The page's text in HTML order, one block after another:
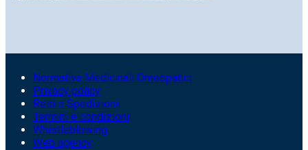
Normativa Medicinali Omeopatici
Privacy policy
Resi e Spedizioni
Termini e condizioni
Whistleblowing
Web agency